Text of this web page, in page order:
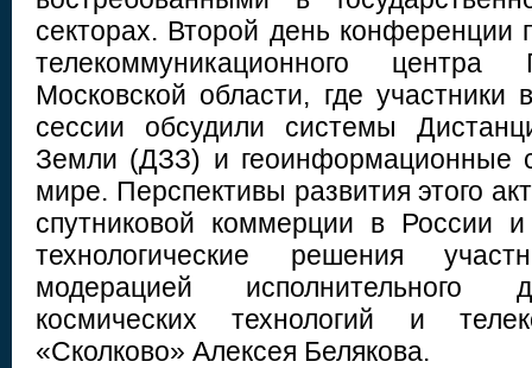
секторах. Второй день конференции
телекоммуникационного
Московской области, где участники
сессии обсудили системы
Земли (ДЗЗ) и геоинформационные
мире. Перспективы развития этого
спутниковой коммерции в России
технологические решения
модерацией исполнительного
космических технологий и
«Сколково» Алексея Белякова.